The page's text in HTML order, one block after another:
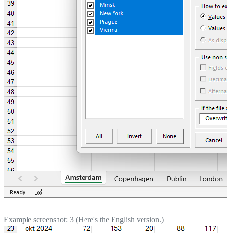
Example screenshot: 3 (Here's the English version.)